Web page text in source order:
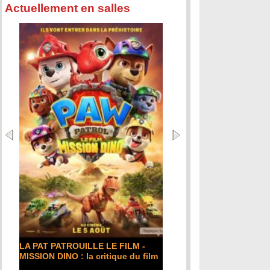
Actuellement en salles
LA PAT PATROUILLE LE FILM -
MISSION DINO : la critique du film